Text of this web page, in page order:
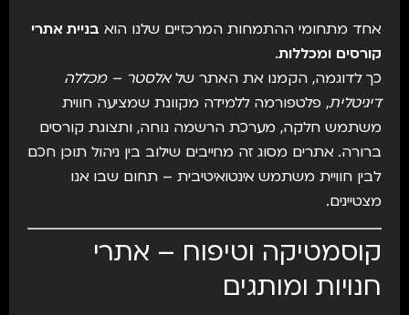
אחד מתחומי ההתמחות המרכזיים שלנו הוא בניית אתרי
קורסים ומכללות.
כך לדוגמה, הקמנו את האתר שלאלסטר – מכללה
דיגיטלית, פלטפורמה ללמידה מקוונת שמציעה חווית
משתמש חלקה, מערכת הרשמה נוחה, ותצוגת קורסים
ברורה. אתרים מסוג זה מחייבים שילוב בין ניהול תוכן חכם
לבין חוויית משתמש אינטואיטיבית – תחום שבו אנו
מצטיינים.
קוסמטיקה וטיפוח – אתרי
חנויות ומותגים